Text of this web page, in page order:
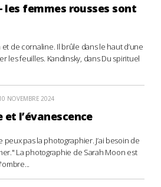
les femmes rousses sont
et de cornaline. Il brûle dans le haut d’une
les feuilles. Kandinsky, dans Du spirituel
NOVEMBRE 2024
et l’évanescence
peux pas la photographier. J’ai besoin de
La photographie de Sarah Moon est